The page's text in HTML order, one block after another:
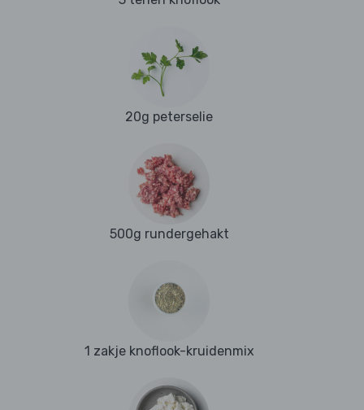
20g peterselie
500g rundergehakt
1 zakje knoflook-kruidenmix